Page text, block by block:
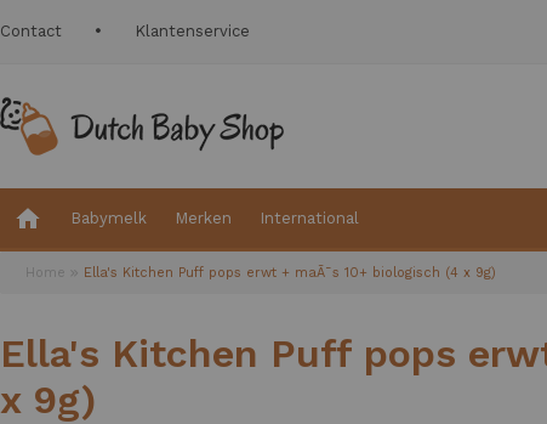
Contact Klantenservice
Babymelk Merken International
Home Ella's Kitchen Puff pops erwt + maÃ¯s 10+ biologisch (4 x 9g)
Ella's Kitchen Puff pops
x 9g)